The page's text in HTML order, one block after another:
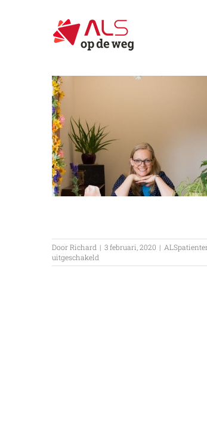
DoorRichard | 3 februari, 2020 |
uitgeschakeld
DAPR